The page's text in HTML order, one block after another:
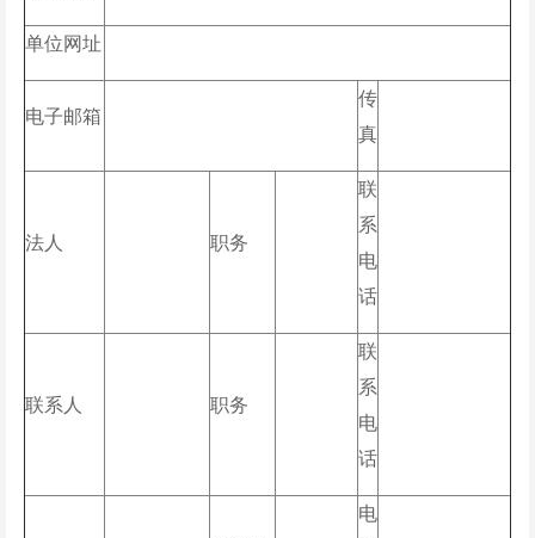
单位网址
电子邮箱
传
真
法人 职务
联
系
电
话
联系人 职务
联
系
电
话
电